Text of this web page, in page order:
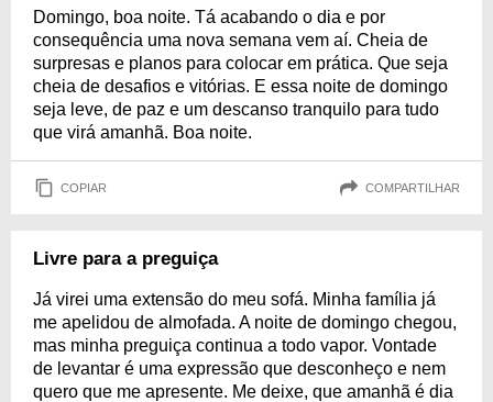
Domingo, boa noite. Tá acabando o dia e por
consequência uma nova semana vem aí. Cheia de
surpresas e planos para colocar em prática. Que seja
cheia de desafios e vitórias. E essa noite de domingo
seja leve, de paz e um descanso tranquilo para tudo
que virá amanhã. Boa noite.
COPIAR COMPARTILHAR
Livre para a preguiça
Já virei uma extensão do meu sofá. Minha família já
me apelidou de almofada. A noite de domingo chegou,
mas minha preguiça continua a todo vapor. Vontade
de levantar é uma expressão que desconheço e nem
quero que me apresente. Me deixe, que amanhã é dia